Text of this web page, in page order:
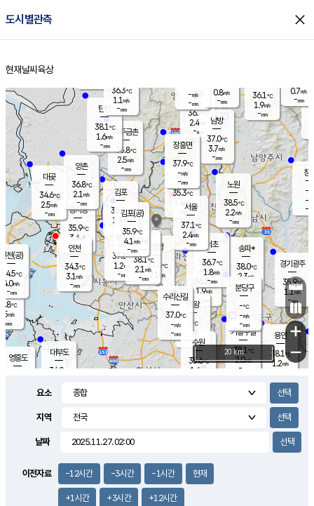
도시별관측 close
홈
현재날씨 육상
의도
℃
m/s
mm
영흥도
양주
36.7℃
2.4
-mm
과천
36.2℃
1.9m/s
- mm
용인
38.1℃
1.2m/s
경기광주
35.9℃
1.1m/s
-mm
3.3m/s
대부도
34.0
경서동
35.9℃
3.4 m/s
-mm
파주금촌
35.8℃
2.5m/s
-mm
36.1℃
1.9m/s
-mm
대곶
34.6℃
2.5m/s
-mm
창
-
-m/
-
탄현
38.1℃
1.6m/s
-mm
0.7m/s
-mm
의왕
- ℃
m/s
mm
김포
36.8℃
1.3 m/s
mm
광명
37.4 ℃
2.1 m/s
-mm
부천
37.6℃
1.2m/s
-mm
양촌
36.8℃
2.1 m/s
-mm
구로
38.1℃
2.1 m/s
-mm
은평
35.3℃
1.4 m/s
- mm
노원
38.5℃
2.2m/s
-mm
송파*
38.0℃
2.3m/s
-mm
서초
36.7℃
1.8m/s
-mm
남방
37.0℃
3.7m/s
-mm
기흥구갈
38.1℃
2.0m/s
-
수리산길
37.0℃
-m/s
-mm
분당구
-℃
-m/s
-mm
장흥면
37.9℃
-m/s
-mm
-m/s
-mm
인천(공)
34.5℃
4.0m/s
-mm
김포(공)
35.9℃
4.1 m/s
-mm
수원
35.6℃
1.6 m/s
인천
34.3℃
3.1 m/s
-mm
서울
37.1℃
2.4m/s
-mm
36.3℃
1.1 m/s
-mm
0.8m/s
-mm
+
−
20 km
요소
지역
날짜
이전자료 -12시간 -3시간 -1시간 현재
+1시간 +3시간 +12시간